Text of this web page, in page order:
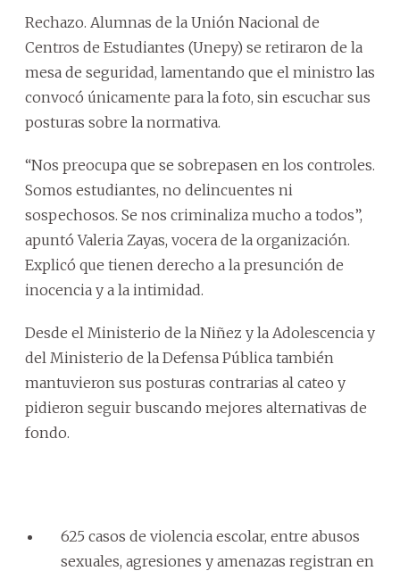
Rechazo. Alumnas de la Unión Nacional de
Centros de Estudiantes (Unepy) se retiraron de la
mesa de seguridad, lamentando que el ministro las
convocó únicamente para la foto, sin escuchar sus
posturas sobre la normativa.
“Nos preocupa que se sobrepasen en los controles.
Somos estudiantes, no delincuentes ni
sospechosos. Se nos criminaliza mucho a todos”,
apuntó Valeria Zayas, vocera de la organización.
Explicó que tienen derecho a la presunción de
inocencia y a la intimidad.
Desde el Ministerio de la Niñez y la Adolescencia y
del Ministerio de la Defensa Pública también
mantuvieron sus posturas contrarias al cateo y
pidieron seguir buscando mejores alternativas de
fondo.
625 casos de violencia escolar, entre abusos
sexuales, agresiones y amenazas registran en